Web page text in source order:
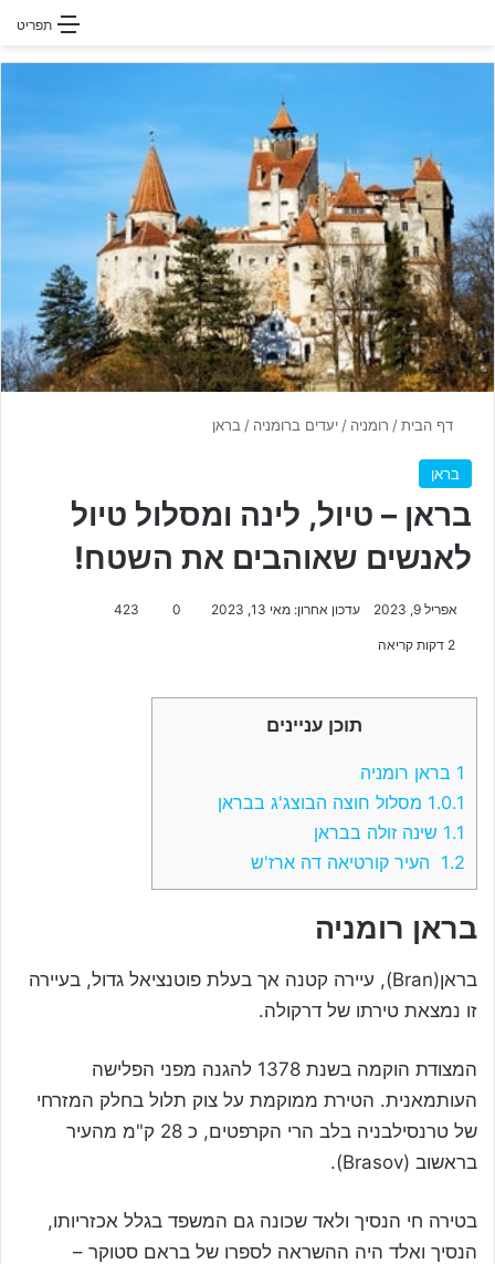
תפריט
דף הבית/ רומניה / יעדים ברומניה / בראן
בראן
בראן – טיול, לינה ומסלול טיול
לאנשים שאוהבים את השטח!
אפריל 9, 2023 עדכון אחרון: מאי 13, 2023 0
423
תוכן עניינים
1 בראן רומניה
1.0.1 מסלול חוצה הבוצג'ג בבראן
1.1 שינה זולה בבראן
1.2 העיר קורטיאה דה ארז'ש
בראן רומניה
בראן(Bran), עיירה קטנה אך בעלת פוטנציאל גדול, בעיירה
זו נמצאת טירתו של דרקולה.
המצודת הוקמה בשנת 1378 להגנה מפני הפלישה
העותמאנית. הטירת ממוקמת על צוק תלול בחלק המזרחי
של טרנסילבניה בלב הרי הקרפטים, כ 28 ק"מ מהעיר
בראשוב (Brasov).
בטירה חי הנסיך ולאד שכונה גם המשפד בגלל אכזריותו,
הנסיך ואלד היה ההשראה לספרו של בראם סטוקר –